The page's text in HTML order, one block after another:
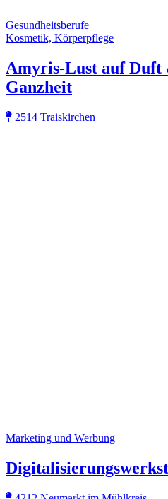
Gesundheitsberufe
Kosmetik, Körperpflege
Amyris-Lust auf Duft
Ganzheit
2514 Traiskirchen
Marketing und Werbung